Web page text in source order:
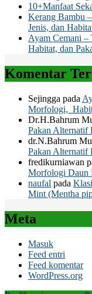
10+Manfaat
Kerang Bambu
Jenis, dan
Ayam Cemani
Habitat, dan
Komentar
Sejingga pada
Morfologi,
Dr.H.Bahrum
Pakan Alternatif
dr.N.Bahrum
Pakan Alternatif
fredikurniawan
Morfologi Daun
naufal pada
Mint (Mentha
Meta
Masuk
Feed entri
Feed komentar
WordPress.org